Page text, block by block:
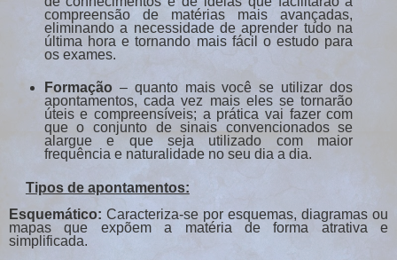
compreensão de matérias mais avançadas,
eliminando a necessidade de aprender tudo na
última hora e tornando mais fácil o estudo para
os exames.
Formação – quanto mais você se utilizar dos
apontamentos, cada vez mais eles se tornarão
úteis e compreensíveis; a prática vai fazer com
que o conjunto de sinais convencionados se
alargue e que seja utilizado com maior
frequência e naturalidade no seu dia a dia.
Tipos de apontamentos:
Esquemático: Caracteriza-se por esquemas, diagramas ou
mapas que expõem a matéria de forma atrativa e
simplificada.